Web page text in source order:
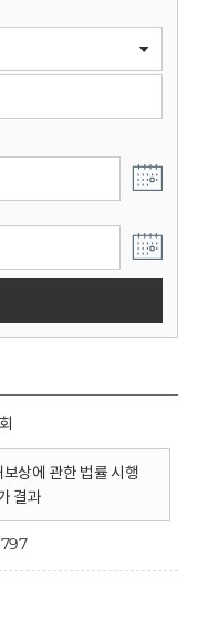
상에 관한 법률 시행
결과